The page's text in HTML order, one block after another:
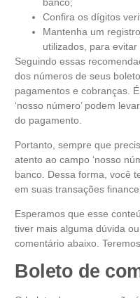
Confira os dígitos
Mantenha um
utilizados, para evitar
Seguindo essas
dos números de seus
pagamentos e cobranças.
‘nosso número’ podem
do pagamento.
Portanto, sempre que
atento ao campo ‘nosso
banco. Dessa forma, você
em suas transações
Esperamos que esse
tiver mais alguma dúvida
comentário abaixo.
Boleto de